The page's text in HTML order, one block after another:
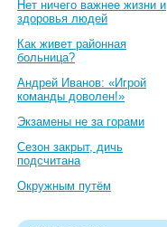
Нет ничего важнее жизни и
здоровья людей
Как живет районная
больница?
Андрей Иванов: «Игрой
команды доволен!»
Экзамены не за горами
Сезон закрыт, дичь
подсчитана
Окружным путём